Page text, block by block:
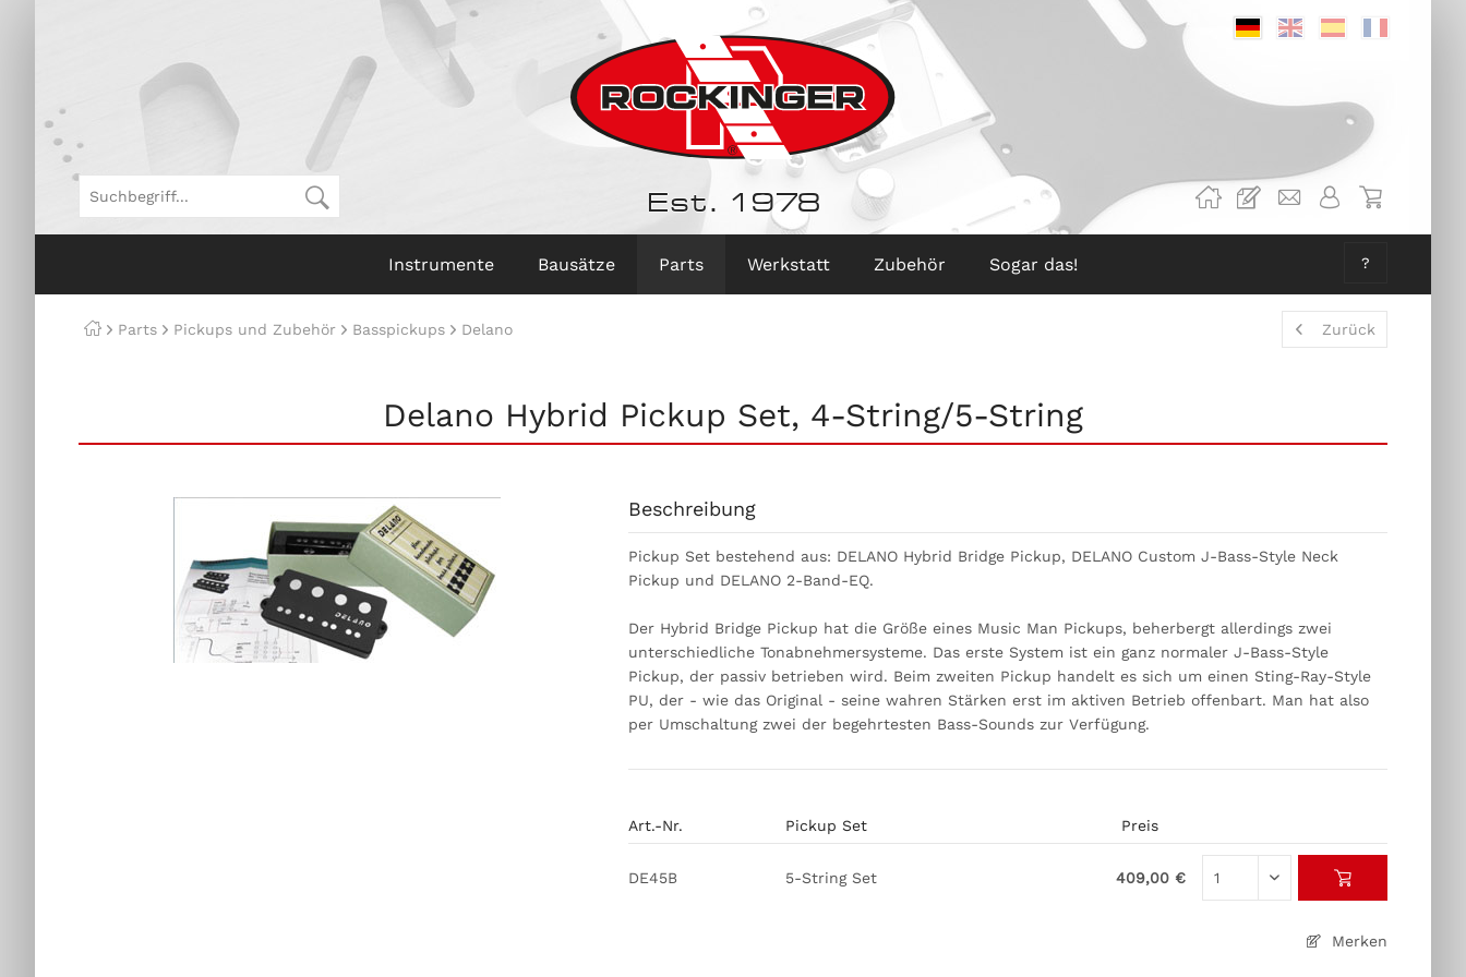
DeutschEnglischSpanisch
Est. 1978
Instrumente Bausätze Parts Werkstatt Zubehör Sogar das! ?
Parts Pickups und Zubehör Basspickups Delano Zurück
Delano Hybrid Pickup Set, 4-String/5-String
Merken
Art.-Nr. Pickup Set Preis
DE45B 5-String Set 409,00 €
Beschreibung
Pickup Set bestehend aus: DELANO Hybrid Bridge Pickup, DELANO Custom J-Bass-Style Neck
Pickup und DELANO 2-Band-EQ.
Der Hybrid Bridge Pickup hat die Größe eines Music Man Pickups, beherbergt allerdings zwei
unterschiedliche Tonabnehmersysteme. Das erste System ist ein ganz normaler J-Bass-Style
Pickup, der passiv betrieben wird. Beim zweiten Pickup handelt es sich um einen Sting-Ray-Style
PU, der - wie das Original - seine wahren Stärken erst im aktiven Betrieb offenbart. Man hat also
per Umschaltung zwei der begehrtesten Bass-Sounds zur Verfügung.